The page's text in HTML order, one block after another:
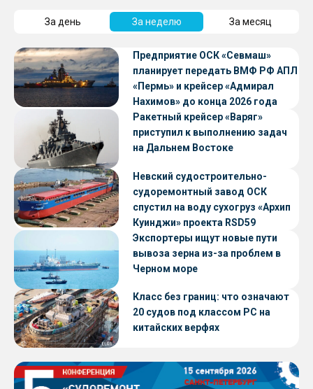
За день За неделю За месяц
Предприятие ОСК «Севмаш»
планирует передать ВМФ РФ АПЛ
«Пермь» и крейсер «Адмирал
Нахимов» до конца 2026 года
Ракетный крейсер «Варяг»
приступил к выполнению задач
на Дальнем Востоке
Невский судостроительно-
судоремонтный завод ОСК
спустил на воду сухогруз «Архип
Куинджи» проекта RSD59
Экспортеры ищут новые пути
вывоза зерна из-за проблем в
Черном море
Класс без границ: что означают
20 судов под классом РС на
китайских верфях